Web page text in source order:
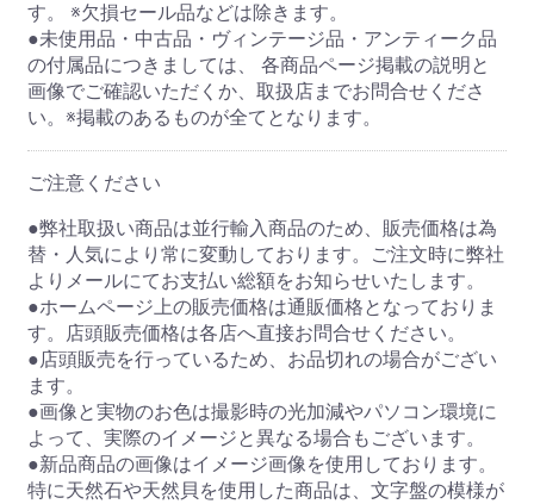
す。 ※欠損セール品などは除きます。
●未使用品・中古品・ヴィンテージ品・アンティーク品
の付属品につきましては、 各商品ページ掲載の説明と
画像でご確認いただくか、取扱店までお問合せくださ
い。※掲載のあるものが全てとなります。
ご注意ください
●弊社取扱い商品は並行輸入商品のため、販売価格は為
替・人気により常に変動しております。ご注文時に弊社
よりメールにてお支払い総額をお知らせいたします。
●ホームページ上の販売価格は通販価格となっておりま
す。店頭販売価格は各店へ直接お問合せください。
●店頭販売を行っているため、お品切れの場合がござい
ます。
●画像と実物のお色は撮影時の光加減やパソコン環境に
よって、実際のイメージと異なる場合もございます。
●新品商品の画像はイメージ画像を使用しております。
特に天然石や天然貝を使用した商品は、文字盤の模様が